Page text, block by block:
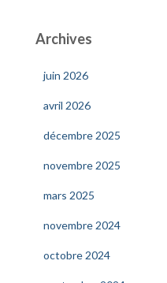
Archives
juin 2026
avril 2026
décembre 2025
novembre 2025
mars 2025
novembre 2024
octobre 2024